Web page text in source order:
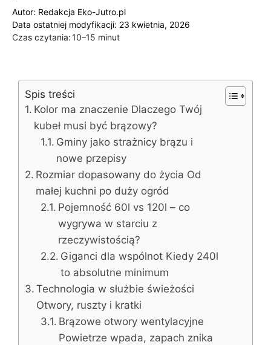
Autor: Redakcja Eko-Jutro.pl
Data ostatniej modyfikacji: 23 kwietnia, 2026
Czas czytania:10–15 minut
Spis treści
Kolor ma znaczenie Dlaczego Twój
kubeł musi być brązowy?
Gminy jako strażnicy brązu i
nowe przepisy
Rozmiar dopasowany do życia Od
małej kuchni po duży ogród
Pojemność 60l vs 120l – co
wygrywa w starciu z
rzeczywistością?
Giganci dla wspólnot Kiedy 240l
to absolutne minimum
Technologia w służbie świeżości
Otwory, ruszty i kratki
Brązowe otwory wentylacyjne
Powietrze wpada, zapach znika